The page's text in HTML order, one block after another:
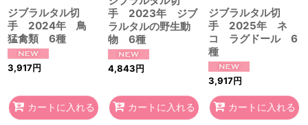
ジブラルタル切
手 2024年 鳥
猛禽類 6種
3,917円
カートに入れる
手 2023年 ジブ
ラルタルの野生動
物 6種
4,843円
カートに入れる
ジブラルタル切
手 2025年 ネ
コ ラグドール 6
種
3,917円
カートに入れる